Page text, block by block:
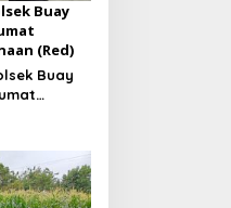
Buay
(Red)
Buay